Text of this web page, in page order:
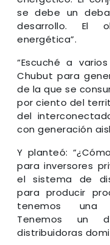
se debe un
desarrollo. El
energética”.
“Escuché a
Chubut para
de la que se
por ciento del
del
con generación
Y planteó:
para inversores
el sistema de
para producir
tenemos una
Tenemos un
distribuidoras